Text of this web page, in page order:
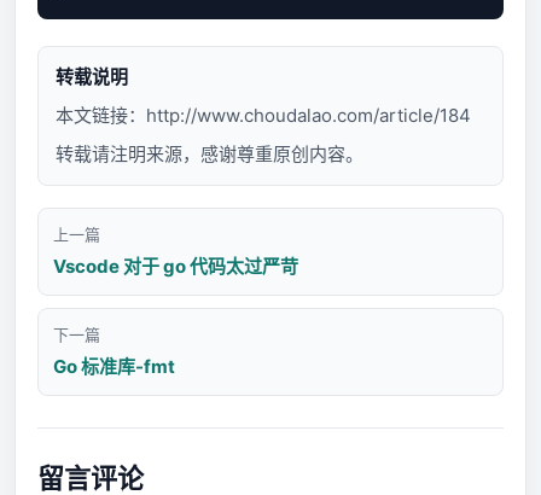
转载说明
本文链接： http://www.choudalao.com/article/184
转载请注明来源，感谢尊重原创内容。
上一篇
Vscode 对于 go 代码太过严苛
下一篇
Go 标准库-fmt
留言评论